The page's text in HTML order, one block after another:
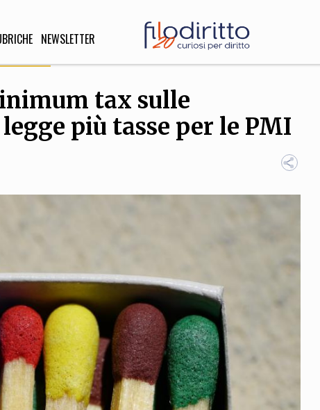
NEWSLETTER
Attualità,
DIRITTO
storiche,
INNOVAZIONE
TEAM
REDAZIONE COMITATO SCIENTIFICO AUTORI CURATORI
EXTRA
CODICI RUBRICHE LIBRI PROCEEDINGS CONTATTI
tax sulle
più tasse per le PMI